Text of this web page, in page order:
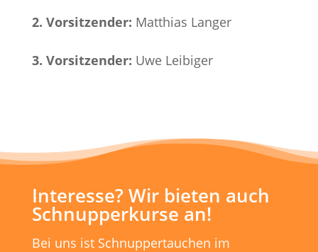
2. Vorsitzender: Matthias Langer
3. Vorsitzender: Uwe Leibiger
Interesse? Wir bieten auch
Schnupperkurse an!
Bei uns ist Schnuppertauchen im